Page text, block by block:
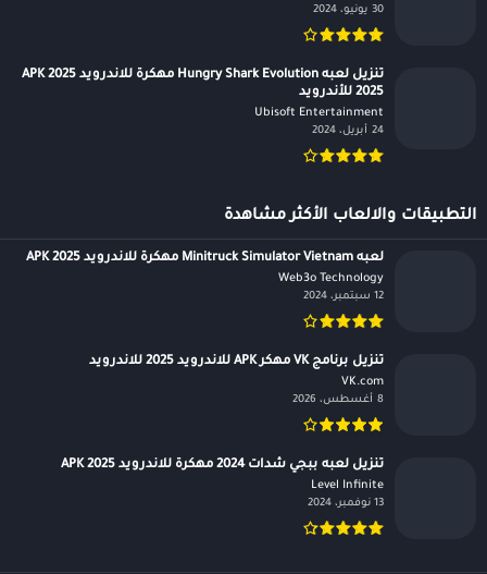
30 يونيو، 2024
تنزيل لعبه Hungry Shark Evolution مهكرة للاندرويد APK 2025
2025 للأندرويد
Ubisoft Entertainment‏
24 أبريل، 2024
التطبيقات والالعاب الأكثر مشاهدة
لعبه Minitruck Simulator Vietnam مهكرة للاندرويد APK 2025
Web3o Technology‏
12 سبتمبر، 2024
تنزيل برنامج VK مهكر APK للاندرويد 2025 للاندرويد
VK.com‏
8 أغسطس، 2026
تنزيل لعبه ببجي شدات 2024 مهكرة للاندرويد APK 2025
Level Infinite‏
13 نوفمبر، 2024